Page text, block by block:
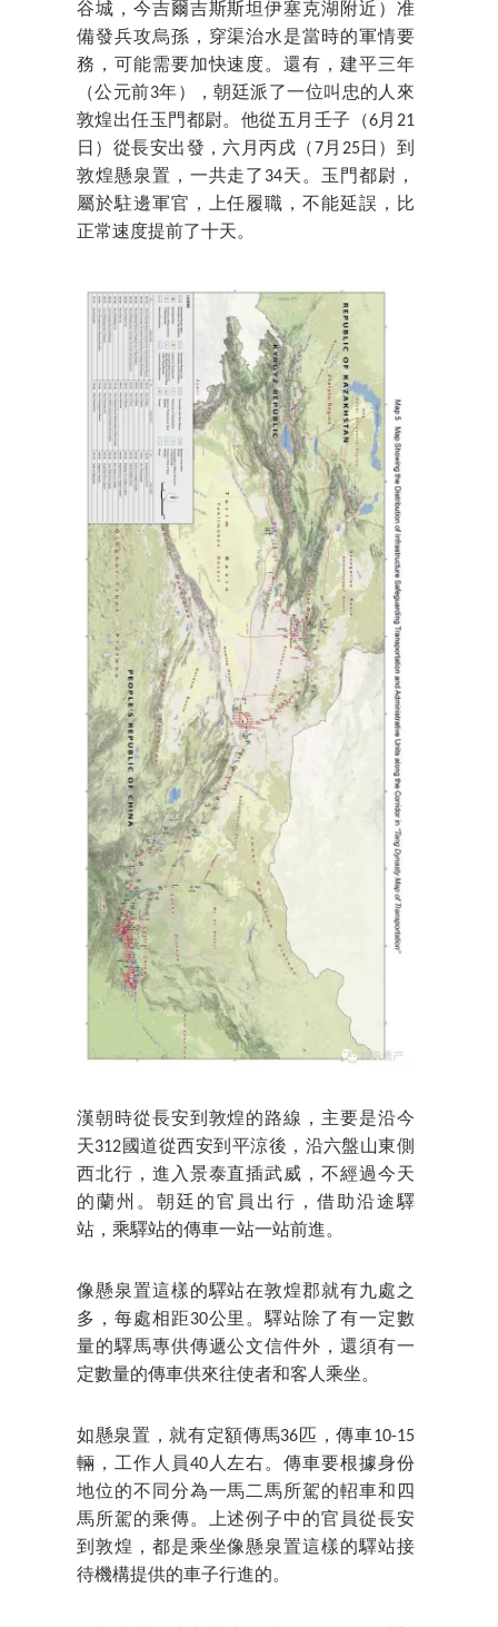
谷城，今吉爾吉斯斯坦伊塞克湖附近）准
備發兵攻烏孫，穿渠治水是當時的軍情要
務，可能需要加快速度。還有，建平三年
（公元前3年），朝廷派了一位叫忠的人來
敦煌出任玉門都尉。他從五月壬子（6月21
日）從長安出發，六月丙戌（7月25日）到
敦煌懸泉置，一共走了34天。玉門都尉，
屬於駐邊軍官，上任履職，不能延誤，比
正常速度提前了十天。
漢朝時從長安到敦煌的路線，主要是沿今
天312國道從西安到平涼後，沿六盤山東側
西北行，進入景泰直插武威，不經過今天
的蘭州。朝廷的官員出行，借助沿途驛
站，乘驛站的傳車一站一站前進。
像懸泉置這樣的驛站在敦煌郡就有九處之
多，每處相距30公里。驛站除了有一定數
量的驛馬專供傳遞公文信件外，還須有一
定數量的傳車供來往使者和客人乘坐。
如懸泉置，就有定額傳馬36匹，傳車10-15
輛，工作人員40人左右。傳車要根據身份
地位的不同分為一馬二馬所駕的軺車和四
馬所駕的乘傳。上述例子中的官員從長安
到敦煌，都是乘坐像懸泉置這樣的驛站接
待機構提供的車子行進的。